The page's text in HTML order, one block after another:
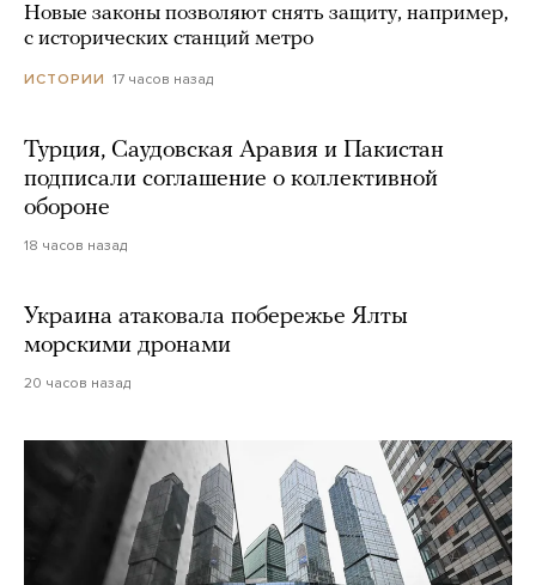
Новые законы позволяют снять защиту, например,
с исторических станций метро
ИСТОРИИ 17 часов назад
Турция, Саудовская Аравия и Пакистан
подписали соглашение о коллективной
обороне
18 часов назад
Украина атаковала побережье Ялты
морскими дронами
20 часов назад